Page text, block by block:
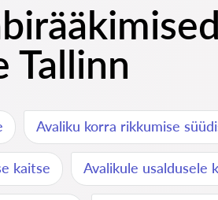
Tallinn
Avaliku korra rikkumise
kaitse Avalikule usaldusele